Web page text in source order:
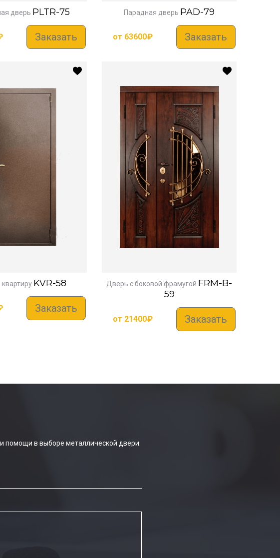
дверь PLTR-75
Заказать
Парадная дверь PAD-79
от 63600₽ Заказать
KVR-58
Заказать
Дверь с боковой фрамугой FRM-B-
59
от 21400₽ Заказать
помощи в выборе металлической двери.